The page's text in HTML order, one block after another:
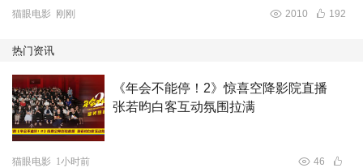
法瓦德·汗由“文艺男神”进阶“复仇战神”，凭借精湛演技征
服中巴影迷
为作品搭建起坚实的叙事框架，法瓦德·汗的精湛演绎，更
赋予了影片鲜活的生命力。这位巴基斯坦“国宝级男星”，此
前以俊朗外形与温润儒雅的“文艺男神”形象圈粉无数。此次
在《烈刃之怒》中，他彻底打破过往标签，将一个背负血海
猫眼电影 刚刚 2010 192
热门资讯
《年会不能停！2》惊喜空降影院直播
张若昀白客互动氛围拉满
猫眼电影 1小时前 46